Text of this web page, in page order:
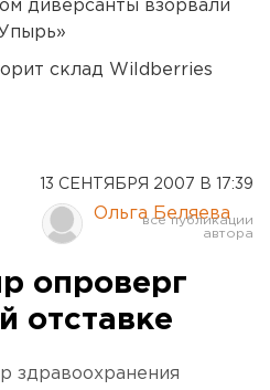
диверсанты взорвали
склад Wildberries
13 СЕНТЯБРЯ 2007 В 17:39
Ольга Беляева
опроверг
отставке
здравоохранения